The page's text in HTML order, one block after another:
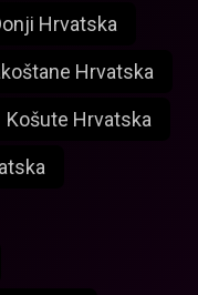
Hrvatska
Hrvatska
Košute Hrvatska